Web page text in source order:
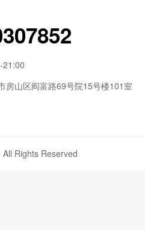
21:00
房山区阎富路69号院15号楼101室
Rights Reserved